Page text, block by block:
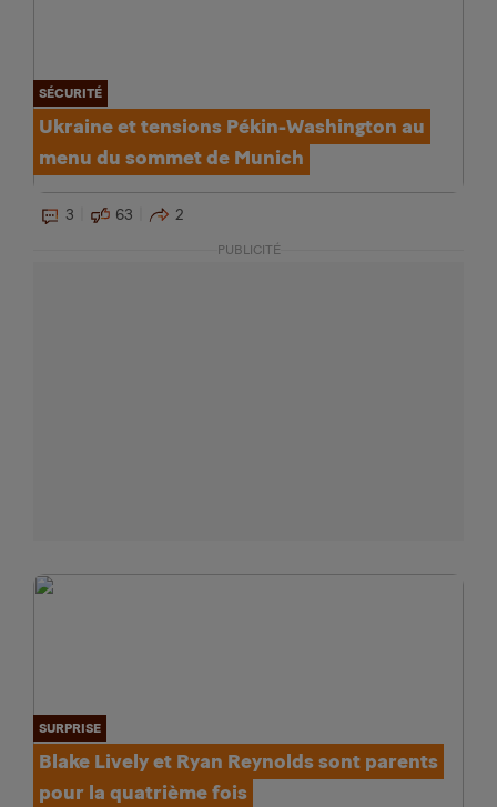
SÉCURITÉ
Ukraine et tensions Pékin-Washington au
menu du sommet de Munich
3 63 2
PUBLICITÉ
SURPRISE
Blake Lively et Ryan Reynolds sont parents
pour la quatrième fois